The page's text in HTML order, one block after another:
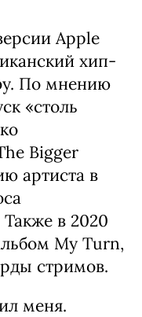
Apple
хип-
По мнению
«столь
Bigger
артиста в
в 2020
My Turn,
стримов.
меня.